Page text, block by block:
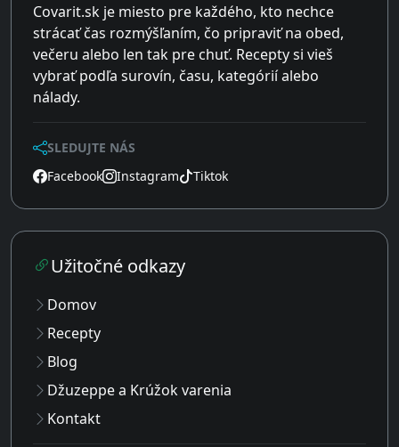
Covarit.sk je miesto pre každého, kto nechce
strácať čas rozmýšľaním, čo pripraviť na obed,
večeru alebo len tak pre chuť. Recepty si vieš
vybrať podľa surovín, času, kategórií alebo
nálady.
SLEDUJTE NÁS
Facebook
Instagram Tiktok
Užitočné odkazy
Domov
Recepty
Blog
Džuzeppe a Krúžok varenia
Kontakt